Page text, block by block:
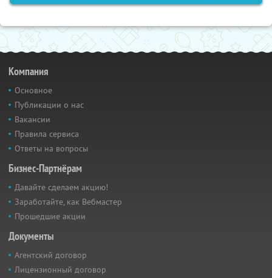
Компания
Основное
Публикации о нас
Вакансии
Правила сервиса
Ответы на вопросы
Бизнес-Партнёрам
Давайте сделаем акцию!
Заработайте, как Вебмастер
Прошедшие акции
Документы
Агентский договор
Лицензионный договор